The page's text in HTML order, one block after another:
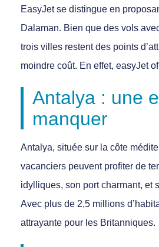
EasyJetse distingue en
Dalaman. Bien que des vols
trois villes restent des points
moindre coût. En effet, easyJet
Antalya : une
manquer
Antalya, située sur la côte
vacanciers peuvent profiter de
idylliques, son port charmant, et
Avec plus de 2,5 millions
attrayante pour les Britanniques.